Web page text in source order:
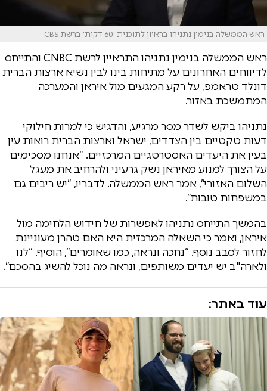
ראש הממשלה בנימין נתניהו בראיון לתוכנית '60 דקות' ברשת CBS
ראש הממשלה בנימין נתניהו התראיין לרשת CNBC והתייחס
לדיווחים האחרונים על מתיחות בינו לבין נשיא ארצות הברית
דונלד טראמפ, על רקע המגעים מול איראן והמערכה
המתמשכת באזור.
נתניהו ביקש לשדר מסר מרגיע, והדגיש כי למרות חילוקי
דעות טקטיים בין הצדדים, ישראל וארצות הברית רואות עין
בעין את היעדים האסטרטגיים המרכזיים. “אנחנו מסכימים
על הצורך למנוע מאיראן נשק גרעיני ולהרחיב את מעגל
השלום האזורי”, אמר ראש הממשלה. לדבריו, “יש ריבים גם
במשפחות טובות”.
בהמשך התייחס נתניהו לאפשרות של חידוש הלחימה מול
איראן, ואמר כי השאלה המרכזית היא האם טהרן מעוניינת
לחזור לסבב נוסף. “נחכה ונראה, כמו שאומרים”, הוסיף. “לנו
ולארה"ב יש יעדים משותפים, ונראה מה נוכל להשיג בהסכם”.
עוד באתר: